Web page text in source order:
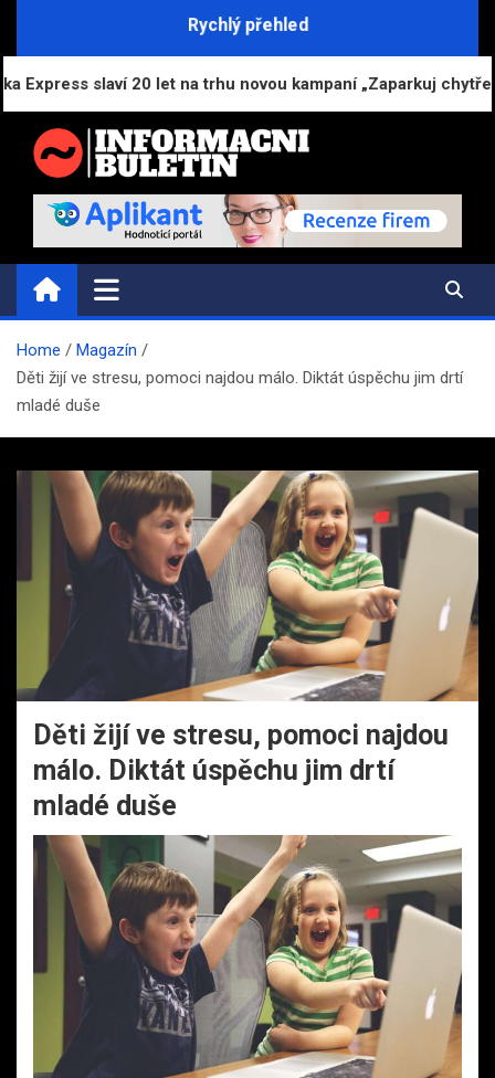
Rychlý přehled
20 let na trhu novou kampaní „Zaparkuj chytře“
INFORMAČNÍ-BULETIN.CZ
Novinky a informace
Home
Magazín
Děti žijí ve stresu, pomoci najdou málo. Diktát úspěchu jim drtí
mladé duše
Děti žijí ve stresu, pomoci najdou
málo. Diktát úspěchu jim drtí
mladé duše